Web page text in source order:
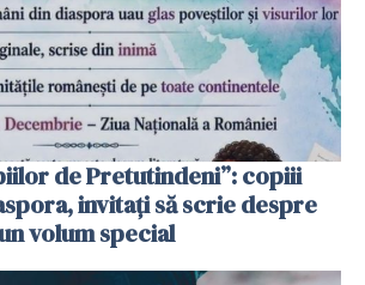
de Pretutindeni”: copiii
invitați să scrie despre
volum special